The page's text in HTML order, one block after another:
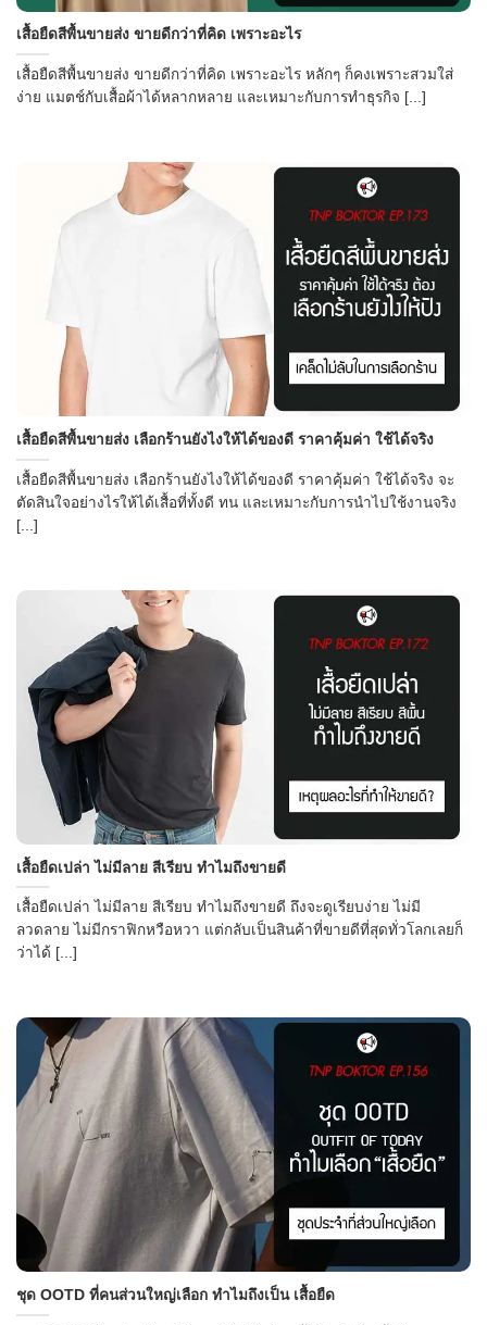
เสื้อยืดสีพื้นขายส่ง ขายดีกว่าที่คิด เพราะอะไร
เสื้อยืดสีพื้นขายส่ง ขายดีกว่าที่คิด เพราะอะไร หลักๆ ก็คงเพราะสวมใส่
ง่าย แมตช์กับเสื้อผ้าได้หลากหลาย และเหมาะกับการทำธุรกิจ [...]
เสื้อยืดสีพื้นขายส่ง เลือกร้านยังไงให้ได้ของดี ราคาคุ้มค่า ใช้ได้จริง
เสื้อยืดสีพื้นขายส่ง เลือกร้านยังไงให้ได้ของดี ราคาคุ้มค่า ใช้ได้จริง จะ
ตัดสินใจอย่างไรให้ได้เสื้อที่ทั้งดี ทน และเหมาะกับการนำไปใช้งานจริง
[...]
เสื้อยืดเปล่า ไม่มีลาย สีเรียบ ทำไมถึงขายดี
เสื้อยืดเปล่า ไม่มีลาย สีเรียบ ทำไมถึงขายดี ถึงจะดูเรียบง่าย ไม่มี
ลวดลาย ไม่มีกราฟิกหวือหวา แต่กลับเป็นสินค้าที่ขายดีที่สุดทั่วโลกเลยก็
ว่าได้ [...]
ชุด OOTD ที่คนส่วนใหญ่เลือก ทำไมถึงเป็น เสื้อยืด